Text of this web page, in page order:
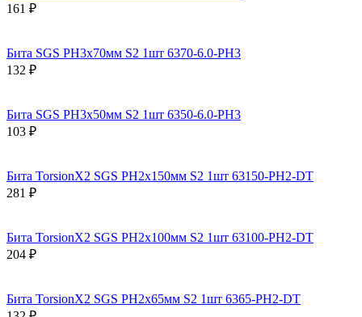
161 ₽
Бита SGS PH3х70мм S2 1шт 6370-6.0-PH3
132 ₽
Бита SGS PH3х50мм S2 1шт 6350-6.0-PH3
103 ₽
Бита TorsionX2 SGS PH2х150мм S2 1шт 63150-PH2-DT
281 ₽
Бита TorsionX2 SGS PH2х100мм S2 1шт 63100-PH2-DT
204 ₽
Бита TorsionX2 SGS PH2х65мм S2 1шт 6365-PH2-DT